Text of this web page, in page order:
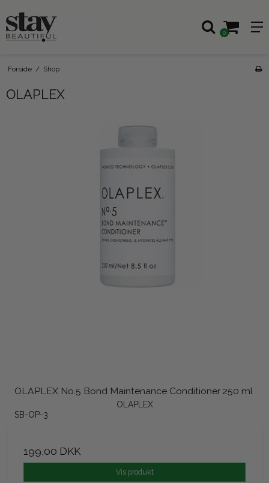
0
Forside / Shop
OLAPLEX
OLAPLEX No.5 Bond Maintenance Conditioner 250 ml
OLAPLEX
SB-OP-3
199,00 DKK
Vis produkt